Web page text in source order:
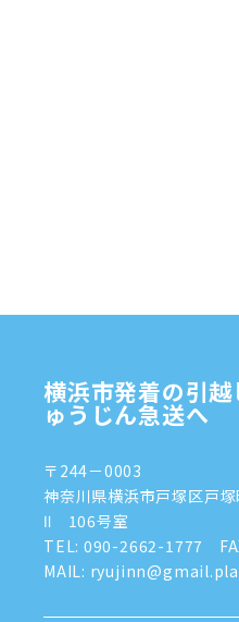
横浜市発着の引
ゅうじん急送へ
〒244－0003
神奈川県横浜市戸塚区戸
Ⅱ 106号室
TEL: 090-2662-1777
MAIL: